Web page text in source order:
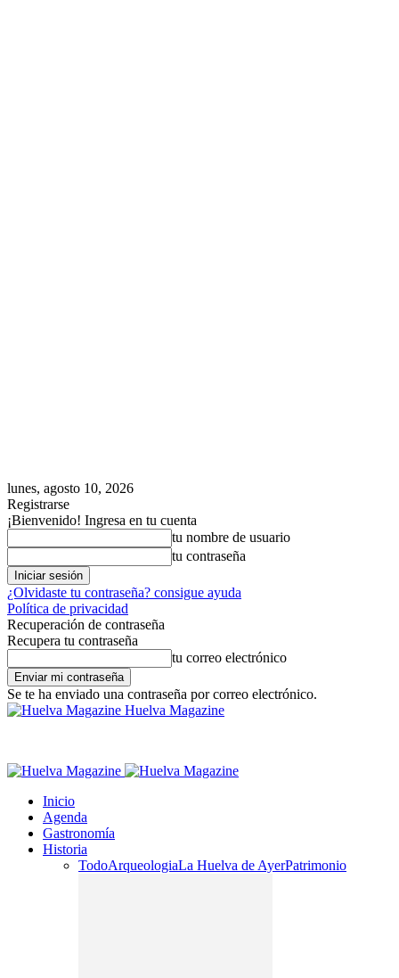
lunes, agosto 10, 2026
Registrarse
¡Bienvenido! Ingresa en tu cuenta
tu nombre de usuario
tu contraseña
¿Olvidaste tu contraseña? consigue ayuda
Política de privacidad
Recuperación de contraseña
Recupera tu contraseña
tu correo electrónico
Se te ha enviado una contraseña por correo electrónico.
Huelva Magazine
Inicio
Agenda
Gastronomía
Historia
TodoArqueologiaLa Huelva de AyerPatrimonio